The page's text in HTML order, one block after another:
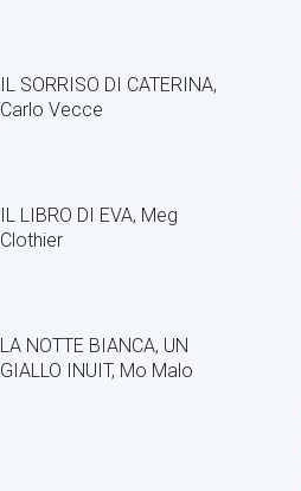
IL SORRISO DI CATERINA,
Carlo Vecce
IL LIBRO DI EVA, Meg
Clothier
LA NOTTE BIANCA, UN
GIALLO INUIT, Mo Malo